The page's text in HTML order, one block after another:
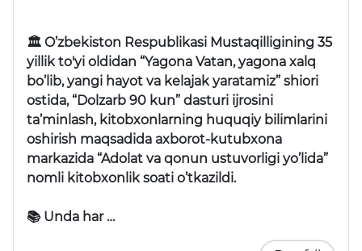
🏛 O’zbekiston Respublikasi Mustaqilligining 35
yillik to'yi oldidan “Yagona Vatan, yagona xalq
bo’lib, yangi hayot va kelajak yaratamiz” shiori
ostida, “Dolzarb 90 kun” dasturi ijrosini
ta’minlash, kitobxonlarning huquqiy bilimlarini
oshirish maqsadida axborot-kutubxona
markazida “Adolat va qonun ustuvorligi yo’lida”
nomli kitobxonlik soati o’tkazildi.
📚 Unda har …